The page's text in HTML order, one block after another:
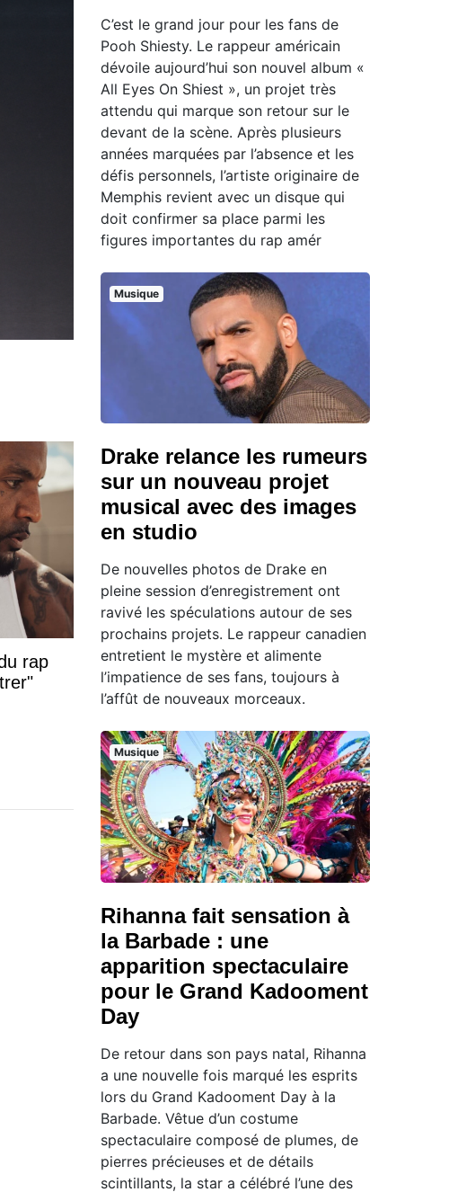
rap
C’est le grand jour pour les fans de
Pooh Shiesty. Le rappeur américain
dévoile aujourd’hui son nouvel album «
All Eyes On Shiest », un projet très
attendu qui marque son retour sur le
devant de la scène. Après plusieurs
années marquées par l’absence et les
défis personnels, l’artiste originaire de
Memphis revient avec un disque qui
doit confirmer sa place parmi les
figures importantes du rap amér
Musique
Drake relance les rumeurs
sur un nouveau projet
musical avec des images
en studio
De nouvelles photos de Drake en
pleine session d’enregistrement ont
ravivé les spéculations autour de ses
prochains projets. Le rappeur canadien
entretient le mystère et alimente
l’impatience de ses fans, toujours à
l’affût de nouveaux morceaux.
Musique
Rihanna fait sensation à
la Barbade : une
apparition spectaculaire
pour le Grand Kadooment
Day
De retour dans son pays natal, Rihanna
a une nouvelle fois marqué les esprits
lors du Grand Kadooment Day à la
Barbade. Vêtue d’un costume
spectaculaire composé de plumes, de
pierres précieuses et de détails
scintillants, la star a célébré l’une des